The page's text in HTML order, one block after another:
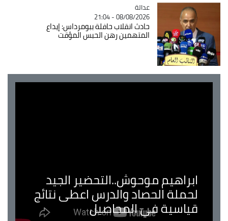
Catégorie
عدالة
08/08/2026 - 21:04
حادث انقلاب حافلة ببومرداس: إيداع
المتهمين رهن الحبس المؤقت
ابراهيم موحوش..التحضير الجيد
لحملة الحصاد والدرس اعطى نتائج
قياسية في المحاصيل